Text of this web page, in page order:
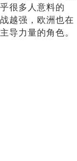
很多人意料的
越强，欧洲也在
导力量的角色。